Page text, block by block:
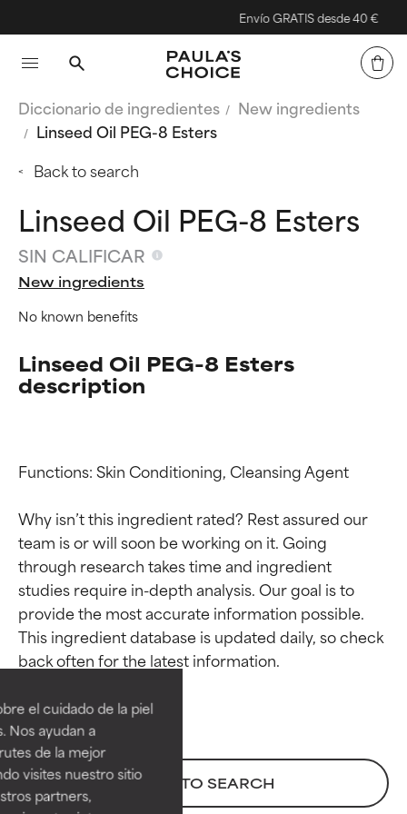
el cuidado de la piel
Nos ayudan a
de la mejor
visites nuestro sitio
partners,
Envío GRATIS desde 40 €
Diccionario de ingredientes
New ingredients
Linseed Oil PEG-8 Esters
Back to search
Linseed Oil PEG-8 Esters
SIN CALIFICAR
New ingredients
No known benefits
Linseed Oil PEG-8 Esters
description
Functions: Skin Conditioning, Cleansing Agent
Why isn’t this ingredient rated? Rest assured our
team is or will soon be working on it. Going
through research takes time and ingredient
studies require in-depth analysis. Our goal is to
provide the most accurate information possible.
This ingredient database is updated daily, so check
BACK TO SEARCH
Calificaciones de
ingredientes
EXCELENTE
Ingrediente sobresaliente con
beneficios reales para la piel. Su
eficacia está demostrada y
respaldada por estudios
Calificaciones de
ingredientes
EXCELENTE
Ingrediente sobresaliente con
beneficios reales para la piel. Su
eficacia está demostrada y
respaldada por estudios